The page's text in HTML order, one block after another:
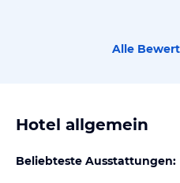
Alle
Hotel allgemein
Beliebteste Ausstattungen: